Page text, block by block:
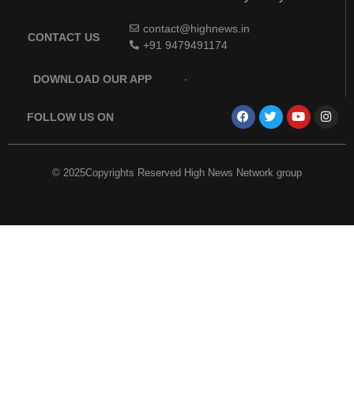
CONTACT US
contact@highnews.in
+91 9479491174
DOWNLOAD OUR APP
FOLLOW US ON
© 2025Copyrights Reserved High News Network group